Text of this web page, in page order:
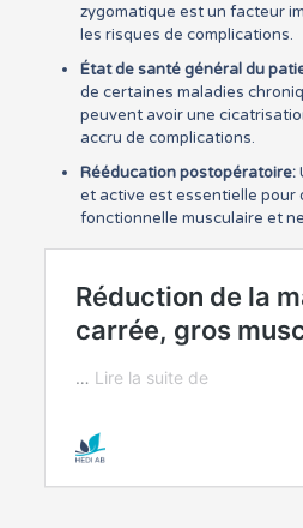
zygomatique est un facteur
les risques de complications.
État de santé général du
de certaines maladies
peuvent avoir une
accru de complications.
Rééducation postopératoire:
et active est essentielle pour
fonctionnelle musculaire et